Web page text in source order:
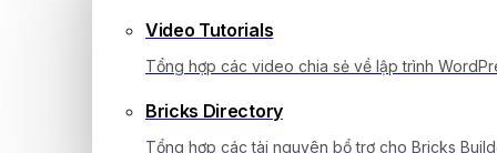
Video Tutorials
Tổng hợp các video chia sẻ về lập trình
Bricks Directory
Tổng hợp các tài nguyên bổ trợ cho Bricks